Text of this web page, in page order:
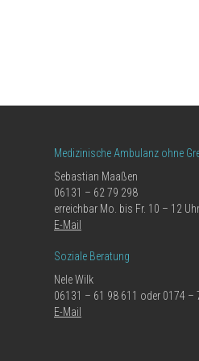
Medizinische Ambulanz ohne
Sebastian Maaßen
06131 – 62 79 298
erreichbar Mo. bis Fr. 10 – 12 Uhr
E-Mail
Soziale Beratung
Nele Wilk
06131 – 61 98 611 oder 0174 –
E-Mail